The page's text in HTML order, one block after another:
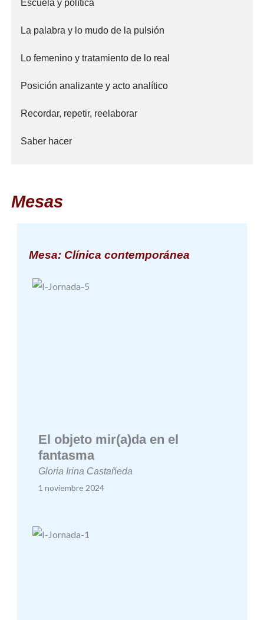
Escuela y política
La palabra y lo mudo de la pulsión
Lo femenino y tratamiento de lo real
Posición analizante y acto analítico
Recordar, repetir, reelaborar
Saber hacer
Mesas
Mesa: Clínica contemporánea
El objeto mir(a)da en el
fantasma
Gloria Irina Castañeda
1 noviembre 2024